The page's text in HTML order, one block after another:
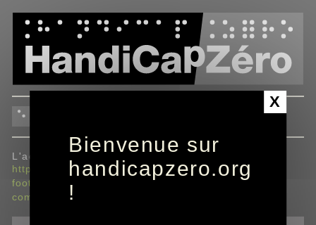
L'adresse envoyée sera :
https://www.handicapzero.org/sport/football/retro-
football/retro-euro/euro-2024/le-palmares-de-la-
competition
X
Bienvenue sur
handicapzero.org
!